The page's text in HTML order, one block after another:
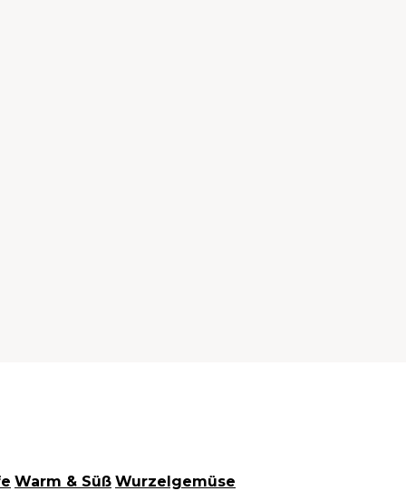
Warm & Süß Wurzelgemüse